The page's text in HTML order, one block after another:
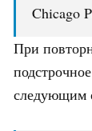
Chicago
При
следующим